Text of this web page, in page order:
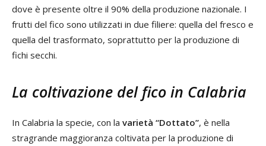
dove è presente oltre il 90% della produzione nazionale. I
frutti del fico sono utilizzati in due filiere: quella del fresco e
quella del trasformato, soprattutto per la produzione di
fichi secchi.
La coltivazione del fico in Calabria
In Calabria la specie, con la varietà “Dottato”, è nella
stragrande maggioranza coltivata per la produzione di